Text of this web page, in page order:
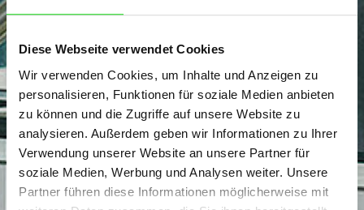
Diese Webseite verwendet Cookies
Wir verwenden Cookies, um Inhalte und Anzeigen zu
personalisieren, Funktionen für soziale Medien anbieten
zu können und die Zugriffe auf unsere Website zu
analysieren. Außerdem geben wir Informationen zu Ihrer
Verwendung unserer Website an unsere Partner für
soziale Medien, Werbung und Analysen weiter. Unsere
Partner führen diese Informationen möglicherweise mit